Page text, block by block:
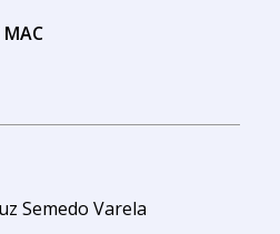
Semedo Varela